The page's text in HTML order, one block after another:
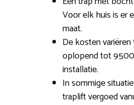
Voor elk huis is er
maat.
De kosten
oplopend tot
installatie.
In sommige
traplift vergoed